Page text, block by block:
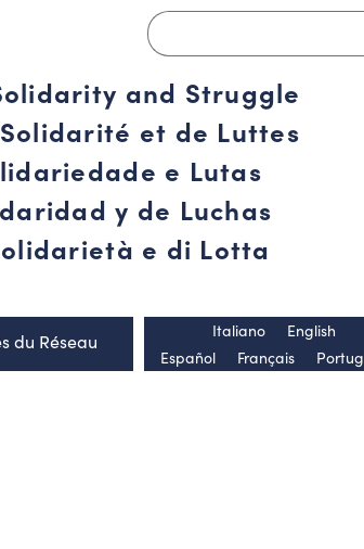
and Struggle
et de Luttes
e Lutas
y de Luchas
e di Lotta
du Réseau
Español Français
Italiano English